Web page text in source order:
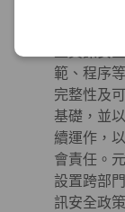
董事會為
範、程序
完整性及
基礎，並
續運作，
會責任。
設置跨部
訊安全政